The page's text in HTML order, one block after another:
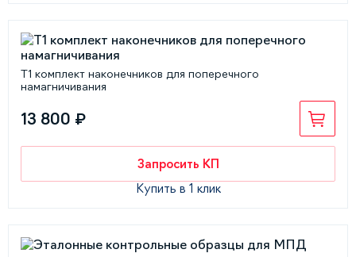
Т1 комплект наконечников для поперечного
намагничивания
13 800 ₽
Запросить КП
Купить в 1 клик